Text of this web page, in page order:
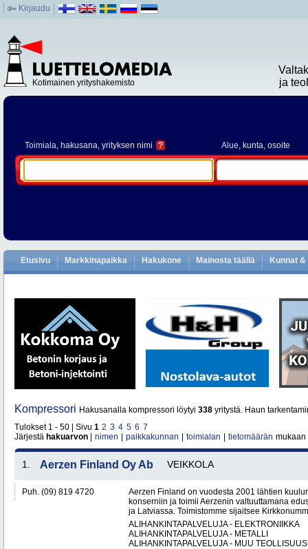
Kirjaudu
Kotimainen yrityshakemisto
ja
Toimiala, hakusana, yrityksen nimi ? Alue, kunta, osoite
Etusivu Markkinapaikka Hakukone Mainosta täällä Kunnat
Kompressori Hakusanalla kompressori löytyi 338 yritystä. Haun
Tulokset 1 - 50 | Sivu 1 2 3 4 5 6 7
Järjestä hakuarvon nimen paikkakunnan toimialan tietomäärän mukaan
1. Aerzen Finland Oy Ab VEIKKOLA
Puh. (09) 819 4720
Aerzen Finland on vuodesta 2001 lähtien
konserniin ja toimii Aerzenin valtuuttamana
ja Latviassa. Toimistomme sijaitsee
ALIHANKINTAPALVELUJA - ELEKTRONIIKKA
ALIHANKINTAPALVELUJA - METALLI
ALIHANKINTAPALVELUJA - MUU